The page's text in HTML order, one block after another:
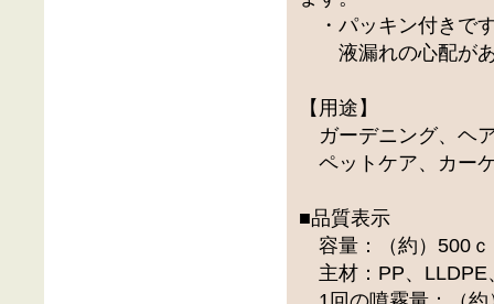
・パッキン付きで
液漏れの心配があ
【用途】
ガーデニング、ヘ
ペットケア、カー
■品質表示
容量：（約）500ｃ
主材：PP、LLDPE